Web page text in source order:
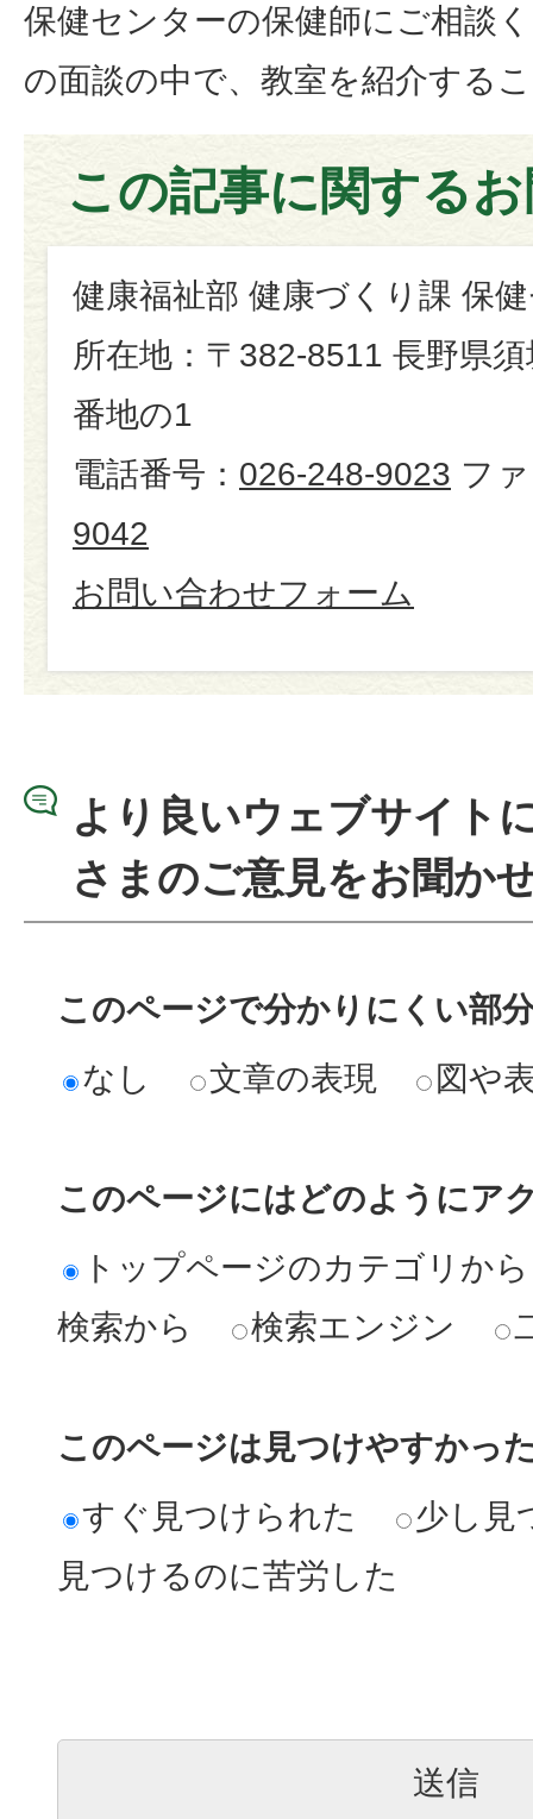
保健センターの保健師にご相談
の面談の中で、教室を紹介する
この記事に関する
健康福祉部 健康づくり課 保
所在地：〒382-8511 長野県
番地の1
電話番号： 026-248-9023 フ
9042
お問い合わせフォーム
より良いウェブサイト
さまのご意見をお聞か
このページで分かりにくい部
なし
文章の表現 図や
このページにはどのようにア
トップページのカテゴリから
検索から
検索エンジン
このページは見つけやすかっ
すぐ見つけられた
少し見
見つけるのに苦労した